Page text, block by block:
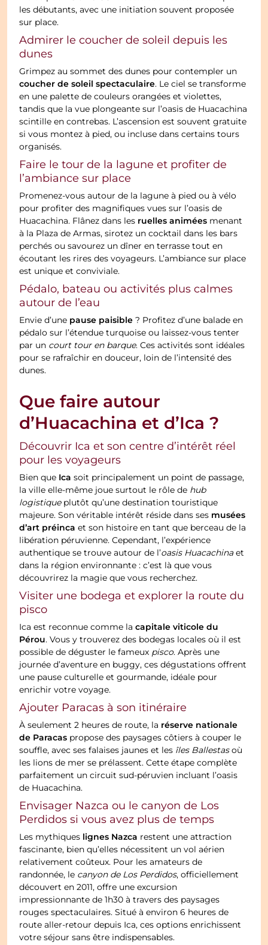
les débutants, avec une initiation souvent proposée
sur place.
Admirer le coucher de soleil depuis les
dunes
Grimpez au sommet des dunes pour contempler un
coucher de soleil spectaculaire. Le ciel se transforme
en une palette de couleurs orangées et violettes,
tandis que la vue plongeante sur l’oasis de Huacachina
scintille en contrebas. L’ascension est souvent gratuite
si vous montez à pied, ou incluse dans certains tours
organisés.
Faire le tour de la lagune et profiter de
l’ambiance sur place
Promenez-vous autour de la lagune à pied ou à vélo
pour profiter des magnifiques vues sur l’oasis de
Huacachina. Flânez dans les ruelles animées menant
à la Plaza de Armas, sirotez un cocktail dans les bars
perchés ou savourez un dîner en terrasse tout en
écoutant les rires des voyageurs. L’ambiance sur place
est unique et conviviale.
Pédalo, bateau ou activités plus calmes
autour de l’eau
Envie d’une pause paisible ? Profitez d’une balade en
pédalo sur l’étendue turquoise ou laissez-vous tenter
par un court tour en barque. Ces activités sont idéales
pour se rafraîchir en douceur, loin de l’intensité des
dunes.
Que faire autour
d’Huacachina et d’Ica ?
Découvrir Ica et son centre d’intérêt réel
pour les voyageurs
Bien que Ica soit principalement un point de passage,
la ville elle-même joue surtout le rôle de hub
logistiqueplutôt qu’une destination touristique
majeure. Son véritable intérêt réside dans ses musées
d’art préinca et son histoire en tant que berceau de la
libération péruvienne. Cependant, l’expérience
authentique se trouve autour de l’oasis Huacachinaet
dans la région environnante : c’est là que vous
découvrirez la magie que vous recherchez.
Visiter une bodega et explorer la route du
pisco
Ica est reconnue comme lacapitale viticole du
Pérou. Vous y trouverez des bodegas locales où il est
possible de déguster le fameux pisco. Après une
journée d’aventure en buggy, ces dégustations offrent
une pause culturelle et gourmande, idéale pour
enrichir votre voyage.
Ajouter Paracas à son itinéraire
À seulement 2 heures de route, la réserve nationale
de Paracas propose des paysages côtiers à couper le
souffle, avec ses falaises jaunes et les îles Ballestasoù
les lions de mer se prélassent. Cette étape complète
parfaitement un circuit sud-péruvien incluant l’oasis
de Huacachina.
Envisager Nazca ou le canyon de Los
Perdidos si vous avez plus de temps
Les mythiques lignes Nazca restent une attraction
fascinante, bien qu’elles nécessitent un vol aérien
relativement coûteux. Pour les amateurs de
randonnée, le canyon de Los Perdidos, officiellement
découvert en 2011, offre une excursion
impressionnante de 1h30 à travers des paysages
rouges spectaculaires. Situé à environ 6 heures de
route aller-retour depuis Ica, ces options enrichissent
votre séjour sans être indispensables.